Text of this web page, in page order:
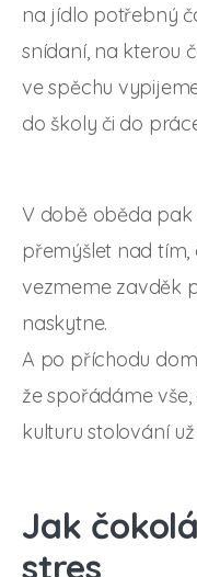
na jídlo potřebný
snídaní, na kterou
ve spěchu
do školy či do
V době oběda
přemýšlet nad
vezmeme zavděk
naskytne.
A po příchodu
že spořádáme
kulturu stolování
Jak
stres